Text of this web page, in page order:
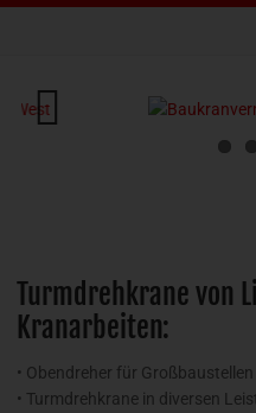
Turmdrehkrane von
Kranarbeiten:
• Obendreher für Großbaustellen
• Turmdrehkrane in diversen